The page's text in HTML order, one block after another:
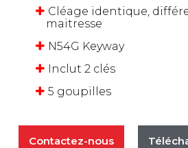
Cléage identique,
maitresse
N54G Keyway
Inclut 2 clés
5 goupilles
Contactez-nous